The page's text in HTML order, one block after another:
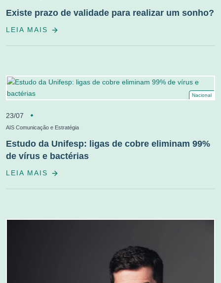
Existe prazo de validade para realizar um sonho?
LEIA MAIS
Nacional
23/07
AIS Comunicação e Estratégia
Estudo da Unifesp: ligas de cobre eliminam 99%
de vírus e bactérias
LEIA MAIS